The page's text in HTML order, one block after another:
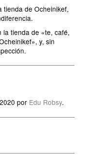
de Ocheinikef,
la tienda de «te, café,
y, sin
por Edu Robsy.